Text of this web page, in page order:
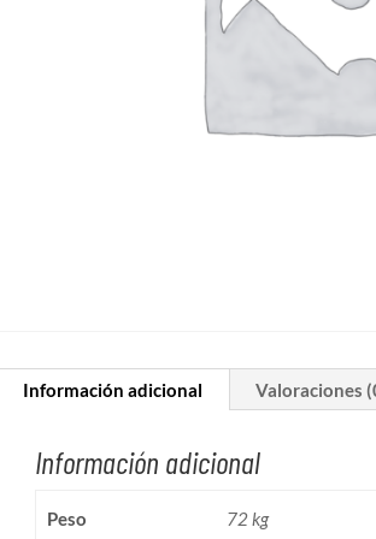
Información adicional Valoraciones
Información adicional
Peso 72 kg